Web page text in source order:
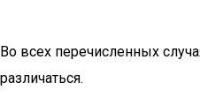
Во всех перечисленных
различаться.